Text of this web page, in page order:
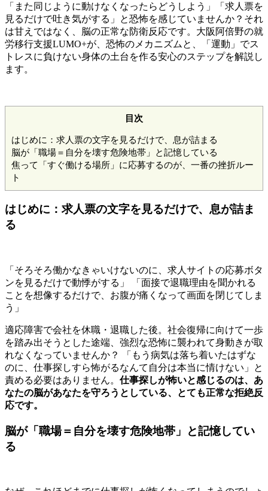
「また同じように動けなくなったらどうしよう」「求人票を
見るだけで吐き気がする」と恐怖を感じていませんか？それ
は甘えではなく、脳の正常な防衛反応です。大阪阿倍野の就
労移行支援LUMO+が、恐怖のメカニズムと、「運動」でス
トレスに負けない身体の土台を作る安心のステップを解説し
ます。
目次
はじめに：求人票の文字を見るだけで、息が詰まる
脳が「職場＝自分を壊す危険地帯」と記憶している
焦って「すぐ働ける場所」に応募するのが、一番の挫折ルー
ト
はじめに：求人票の文字を見るだけで、息が詰ま
る
「そろそろ働かなきゃいけないのに、求人サイトの応募ボタ
ンを見るだけで動悸がする」 「面接で退職理由を聞かれる
ことを想像するだけで、お腹が痛くなって画面を閉じてしま
う」
適応障害で会社を休職・退職した後。社会復帰に向けて一歩
を踏み出そうとした途端、強烈な恐怖に襲われて身動きが取
れなくなっていませんか？ 「もう病気は落ち着いたはずな
のに、仕事探しすら怖がるなんて自分は本当に情けない」と
責める必要はありません。 仕事探しが怖いと感じるのは、あ
なたの脳があなたを守ろうとしている、とても正常な拒絶反
応です。
脳が「職場＝自分を壊す危険地帯」と記憶してい
る